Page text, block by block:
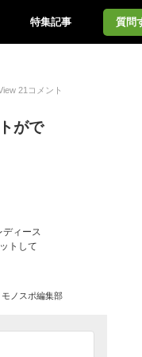
特集記事 質問
21 コメント
がで
ディース
トして
モノスポ編集部